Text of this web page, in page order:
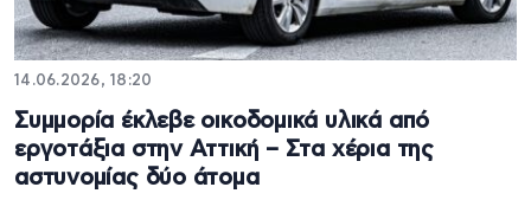
14.06.2026, 18:20
Συμμορία έκλεβε οικοδομικά υλικά από
εργοτάξια στην Αττική – Στα χέρια της
αστυνομίας δύο άτομα